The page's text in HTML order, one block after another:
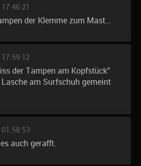
der Klemme zum Mast...
der Tampen am Kopfstück"
am Surfschuh gemeint
auch gerafft.